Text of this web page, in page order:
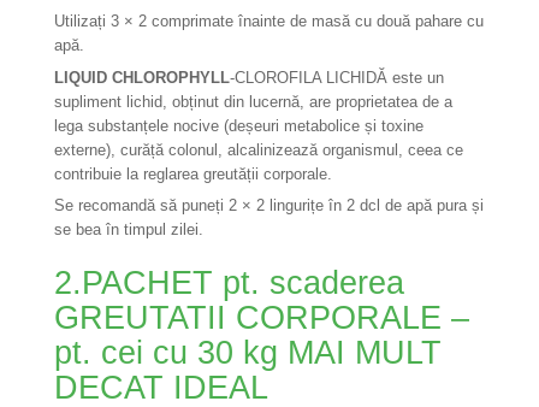
Utilizați 3 × 2 comprimate înainte de masă cu două pahare cu
apă.
LIQUID CHLOROPHYLL-CLOROFILA LICHIDĂ este un
supliment lichid, obținut din lucernă, are proprietatea de a
lega substanțele nocive (deșeuri metabolice și toxine
externe), curăță colonul, alcalinizează organismul, ceea ce
contribuie la reglarea greutății corporale.
Se recomandă să puneți 2 × 2 lingurițe în 2 dcl de apă pura și
se bea în timpul zilei.
2.PACHET pt. scaderea
GREUTATII CORPORALE –
pt. cei cu 30 kg MAI MULT
DECAT IDEAL